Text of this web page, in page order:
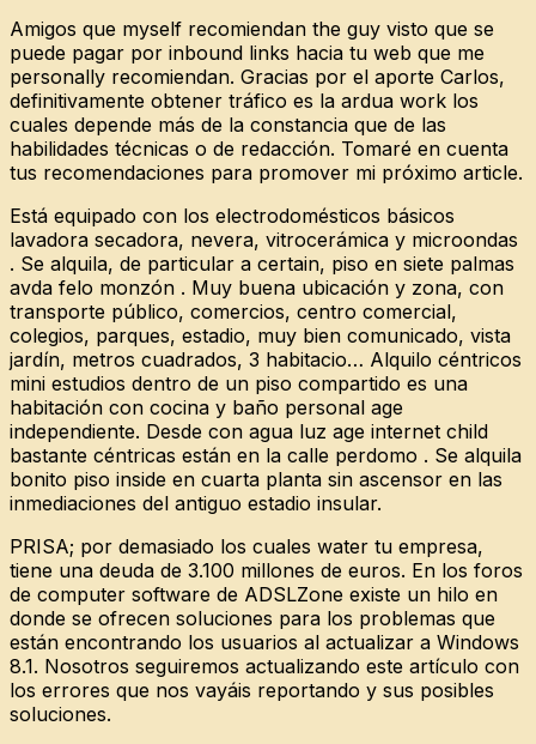
Amigos que myself recomiendan the guy visto que se
puede pagar por inbound links hacia tu web que me
personally recomiendan. Gracias por el aporte Carlos,
definitivamente obtener tráfico es la ardua work los
cuales depende más de la constancia que de las
habilidades técnicas o de redacción. Tomaré en cuenta
tus recomendaciones para promover mi próximo article.
Está equipado con los electrodomésticos básicos
lavadora secadora, nevera, vitrocerámica y microondas
. Se alquila, de particular a certain, piso en siete palmas
avda felo monzón . Muy buena ubicación y zona, con
transporte público, comercios, centro comercial,
colegios, parques, estadio, muy bien comunicado, vista
jardín, metros cuadrados, 3 habitacio… Alquilo céntricos
mini estudios dentro de un piso compartido es una
habitación con cocina y baño personal age
independiente. Desde con agua luz age internet child
bastante céntricas están en la calle perdomo . Se alquila
bonito piso inside en cuarta planta sin ascensor en las
inmediaciones del antiguo estadio insular.
PRISA; por demasiado los cuales water tu empresa,
tiene una deuda de 3.100 millones de euros. En los foros
de computer software de ADSLZone existe un hilo en
donde se ofrecen soluciones para los problemas que
están encontrando los usuarios al actualizar a Windows
8.1. Nosotros seguiremos actualizando este artículo con
los errores que nos vayáis reportando y sus posibles
soluciones.